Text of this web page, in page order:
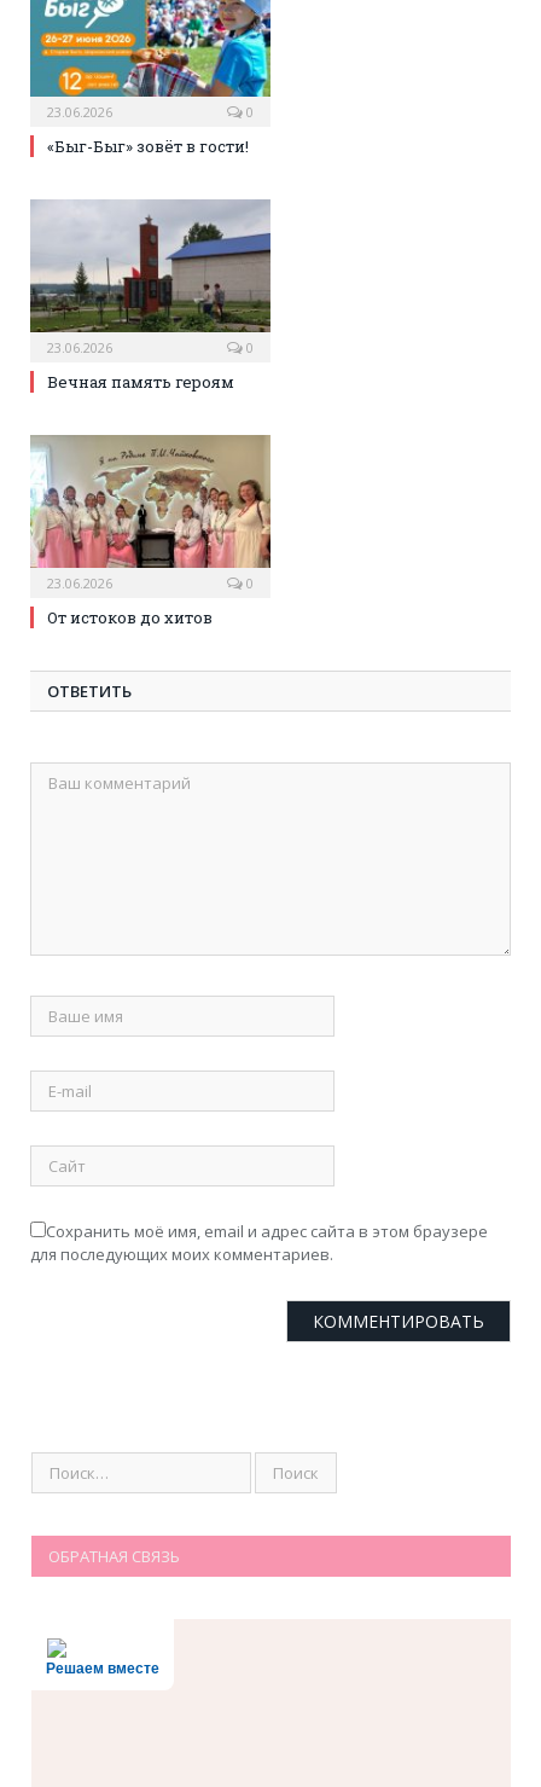
23.06.2026 0
«Быг-Быг» зовёт в гости!
23.06.2026 0
Вечная память героям
23.06.2026 0
От истоков до хитов
ОТВЕТИТЬ
Сохранить моё имя, email и адрес сайта в этом браузере
для последующих моих комментариев.
ОБРАТНАЯ СВЯЗЬ
Решаем вместе